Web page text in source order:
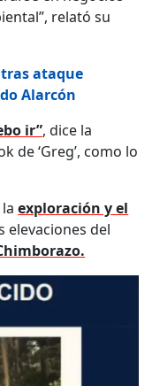
relató su
ataque
Alarcón
ir”, dice la
de ‘Greg’, como lo
laexploración y el
elevaciones del